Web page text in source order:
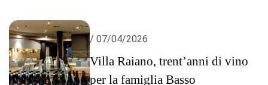
/ 07/04/2026
Villa Raiano, trent’anni di vino
per la famiglia Basso